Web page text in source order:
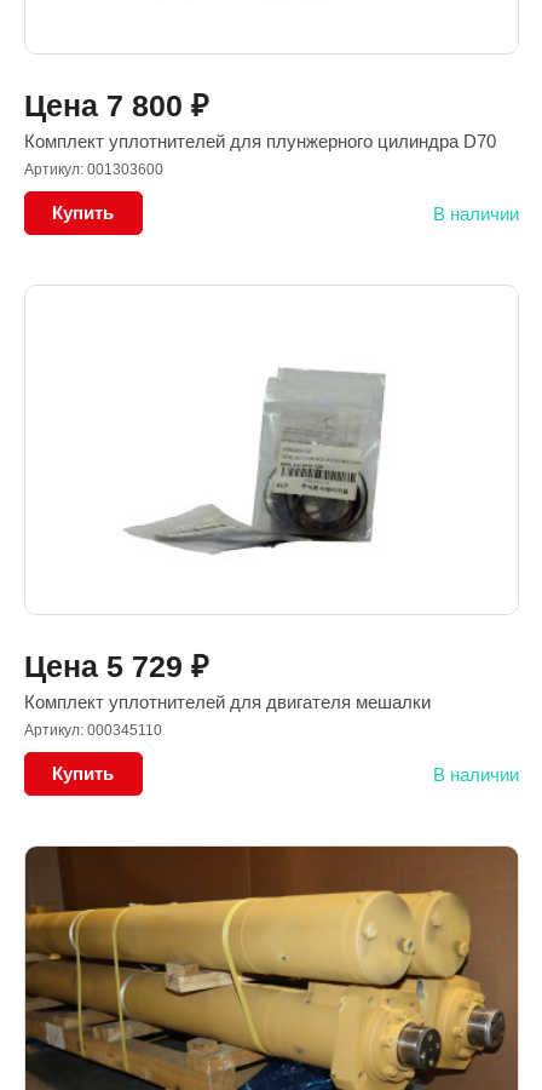
Цена 7 800 ₽
Комплект уплотнителей для плунжерного цилиндра D70
Артикул: 001303600
Купить В наличии
Цена 5 729 ₽
Комплект уплотнителей для двигателя мешалки
Артикул: 000345110
Купить В наличии